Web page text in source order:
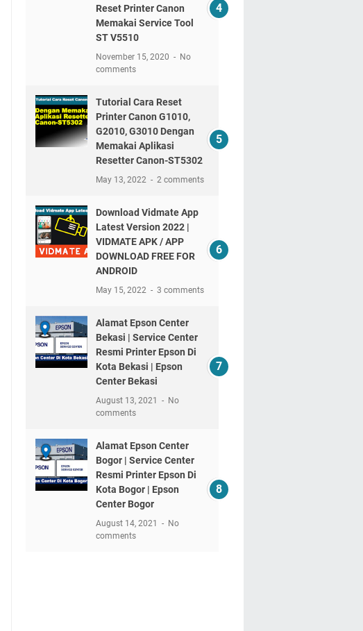
Reset Printer Canon
Memakai Service Tool
ST V5510
November 15, 2020
No
comments
Tutorial Cara Reset
Printer Canon G1010,
G2010, G3010 Dengan
Memakai Aplikasi
Resetter Canon-ST5302
May 13, 2022 2 comments
Download Vidmate App
Latest Version 2022 |
VIDMATE APK / APP
DOWNLOAD FREE FOR
ANDROID
May 15, 2022 3 comments
Alamat Epson Center
Bekasi | Service Center
Resmi Printer Epson Di
Kota Bekasi | Epson
Center Bekasi
August 13, 2021
No
comments
Alamat Epson Center
Bogor | Service Center
Resmi Printer Epson Di
Kota Bogor | Epson
Center Bogor
August 14, 2021
No
comments